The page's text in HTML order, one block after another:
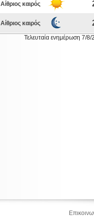
Αίθριος καιρός
Αίθριος καιρός
Τελευταία ενημέρωση 7/